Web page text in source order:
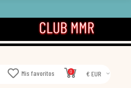
Mis favoritos 0 € EUR